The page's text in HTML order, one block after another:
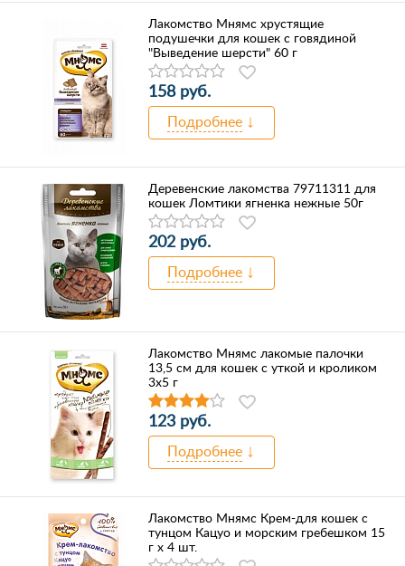
Лакомство Мнямс хрустящие
подушечки для кошек с говядиной
"Выведение шерсти" 60 г
158 руб.
Подробнее
Деревенские лакомства 79711311 для
кошек Ломтики ягненка нежные 50г
202 руб.
Подробнее
Лакомство Мнямс лакомые палочки
13,5 см для кошек с уткой и кроликом
3х5 г
123 руб.
Подробнее
Лакомство Мнямс Крем-для кошек с
тунцом Кацуо и морским гребешком 15
г х 4 шт.